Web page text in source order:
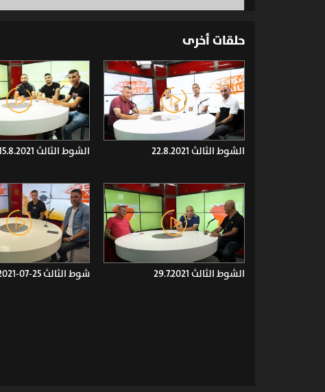
حلقات أخرى
الشوط الثالث 22.8.2021 الشوط الثالث 15.8.2021
الشوط الثالث 29.7.2021 شوط الثالث 25-07-2021